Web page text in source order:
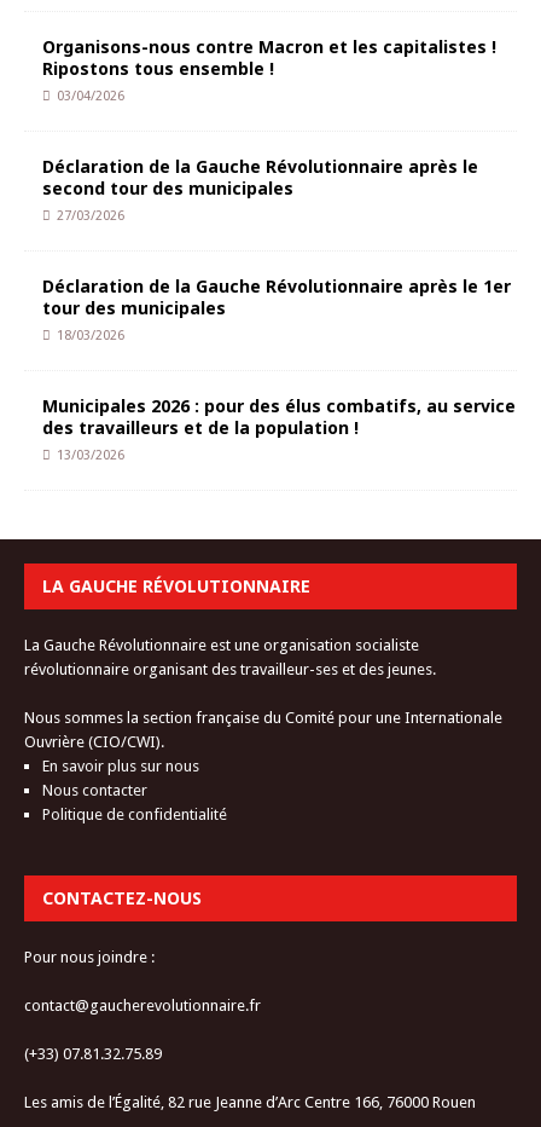
Organisons-nous contre Macron et les capitalistes !
Ripostons tous ensemble !
03/04/2026
Déclaration de la Gauche Révolutionnaire après le
second tour des municipales
27/03/2026
Déclaration de la Gauche Révolutionnaire après le 1er
tour des municipales
18/03/2026
Municipales 2026 : pour des élus combatifs, au service
des travailleurs et de la population !
13/03/2026
LA GAUCHE RÉVOLUTIONNAIRE
La Gauche Révolutionnaire est une organisation socialiste
révolutionnaire organisant des travailleur-ses et des jeunes.
Nous sommes la section française du Comité pour une Internationale
Ouvrière (CIO/CWI).
En savoir plus sur nous
Nous contacter
Politique de confidentialité
CONTACTEZ-NOUS
Pour nous joindre :
contact@gaucherevolutionnaire.fr
(+33) 07.81.32.75.89
Les amis de l’Égalité, 82 rue Jeanne d’Arc Centre 166, 76000 Rouen